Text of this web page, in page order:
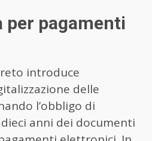
per pagamenti
introduce
delle
l’obbligo di
anni dei documenti